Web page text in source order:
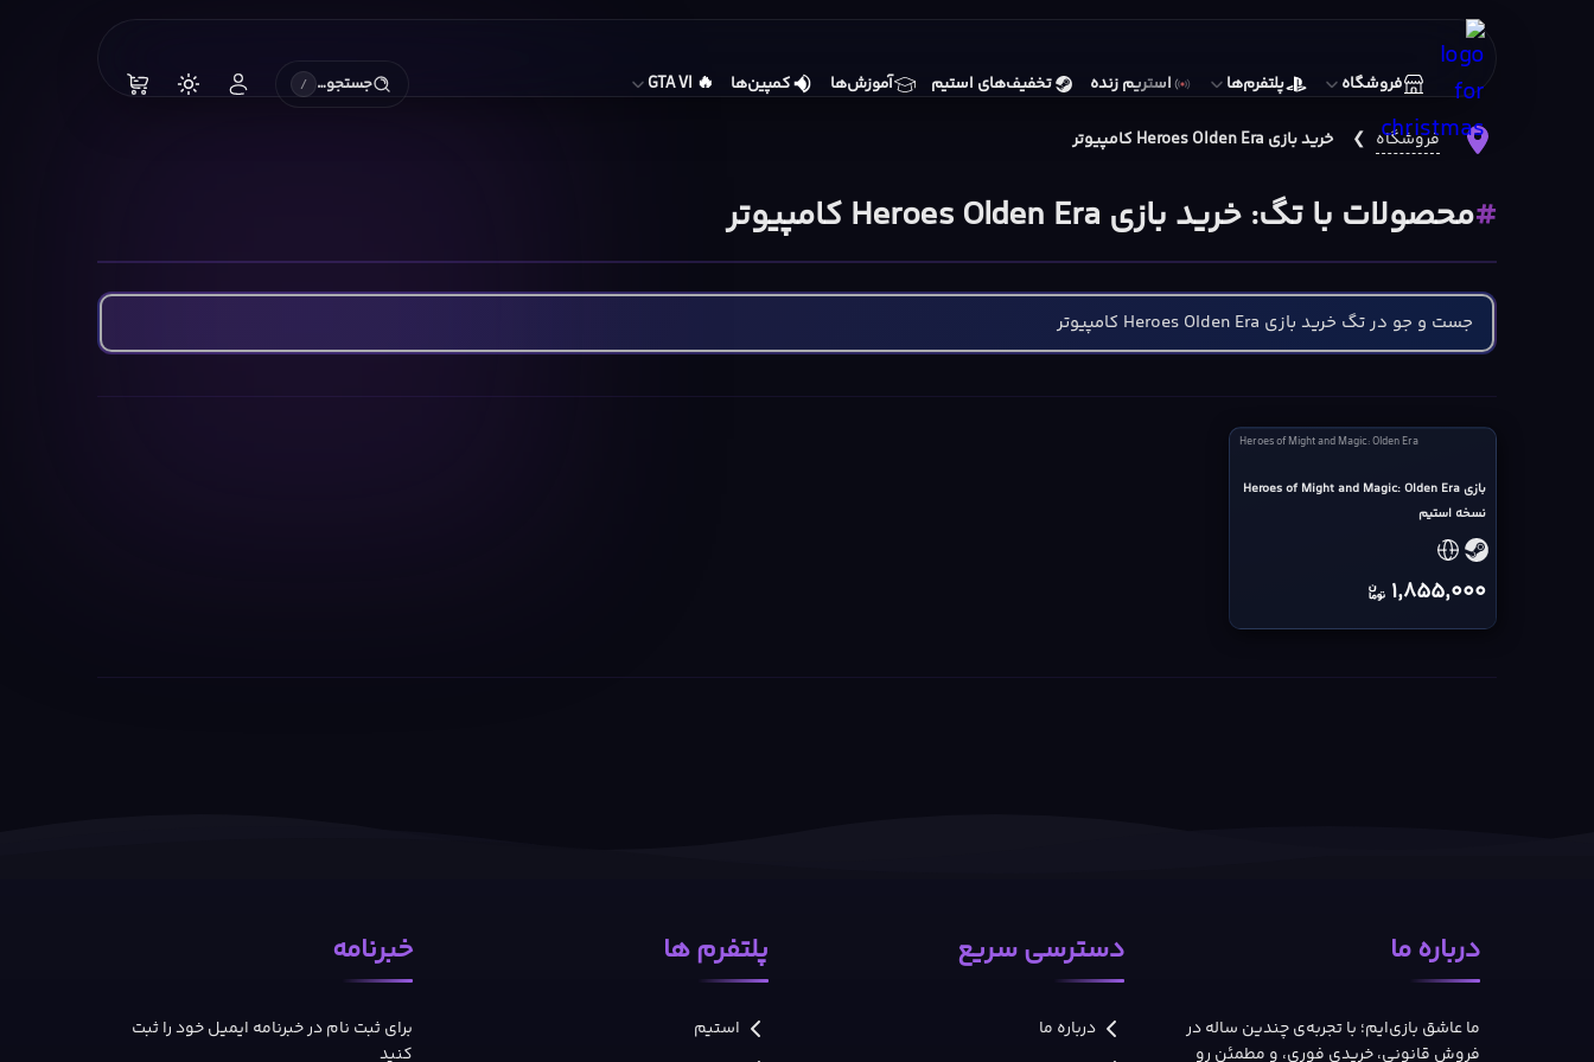
فروشگاه پلتفرم‌ها استریم زنده تخفیف‌های استیم آموزش‌ها کمپین‌ها 🔥
GTA VI جستجو… /
فروشگاه ❯ خرید بازی Heroes Olden Era کامپیوتر
محصولات با تگ: خرید بازی Heroes Olden Era کامپیوتر
Heroes
Might
and
Magic:
Olden
Era
cover
Heroes of Might and Magic: Olden Era
بازی Heroes of Might and Magic: Olden Era
نسخه استیم
1,855,000
درباره ما
ما عاشق بازی‌ایم؛ با تجربه‌ی چندین ساله در
فروش قانونی، خریدی فوری، و مطمئن رو
دسترسی سریع
درباره ما
پلتفرم ها
استیم
خبرنامه
برای ثبت نام در خبرنامه ایمیل خود را ثبت
کنید